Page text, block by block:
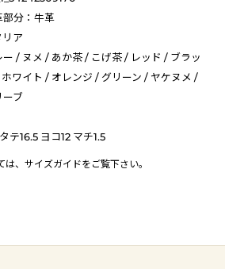
部分：牛革
リア
ー / ヌメ / あか茶 / こげ茶 / レッド / ブラッ
ホワイト / オレンジ / グリーン / ヤケヌメ /
ーブ
テ16.5 ヨコ12 マチ1.5
、 サイズガイドをご覧下さい。